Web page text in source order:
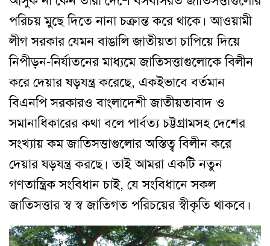
পরিচয় মুছে দিতে নানা চক্রান্ত করে থাকে। আওয়ামী
লীগ সরকার যেমন বাঙালি জাতীয়তা চাপিয়ে দিয়ে
নিপীড়ন-নির্যাতনের মাধ্যমে জাতিসত্তাগুলোকে বিলীন
করে দেয়ার ষড়যন্ত্র করেছে, একইভাবে বর্তমান
বিএনপি সরকারও বাংলাদেশী জাতীয়তাবাদ ও
সমানাধিকারের কথা বলে পার্বত্য চট্টগ্রামসহ দেশের
সংখ্যায় কম জাতিসত্তাগুলোর অস্তিত্ব বিলীন করে
দেয়ার ষড়যন্ত্র করছে। তাই আমরা একটি নতুন
গণতান্ত্রিক সংবিধান চাই, যে সংবিধানে সকল
জাতিসত্তার স্ব স্ব জাতিগত পরিচয়ের স্বীকৃতি থাকবে।